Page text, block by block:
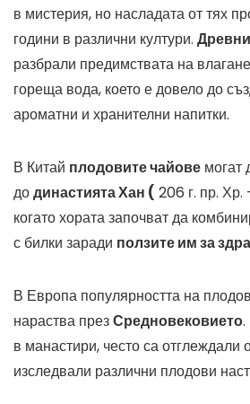
в мистерия, но насладата от тях
години в различни култури.
разбрали предимствата на
гореща вода, което е довело до
ароматни и хранителни напитки.
В Китай плодовите чайове могат
додинастията Хан ( 206 г. пр. Хр.
когато хората започват да
с билки заради ползите им за
В Европа популярността на
нараства презСредновековието
в манастири, често са
изследвали различни плодови